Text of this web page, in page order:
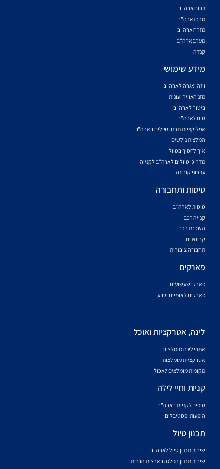
דרום ארה"ב
מרכז ארה"ב
מזרח ארה"ב
מערב ארה"ב
קנדה
מידע שימושי
ויזה ואגרה לארה"ב
מזג האוויר ועונות
ביטוח לארה"ב
סים לארה"ב
אפליקציות תכנון טיולים בארה"ב
המלצות גולשים
איך לחסוך בטיול
מדריכי טיולים לארה"ב לקנייה
עדכוני קורונה
טיסות ותחבורה
טיסות לארה״ב
קנייה רכב
השכרת רכב
קרוואנים
תחבורה ציבורית
פארקים
פארקי שעשועים
פארקים לאומיים וטבע
לינה, אטרקציות ואוכל
אתרי לינה מומלצים
אטרקציות מומלצות
מקומות מומלצים לאכול
קניות וחיי לילה
טיפים לקניות בארה"ב
הופעות ופסטיבלים
תכנון טיול
שירות תכנון טיול לארה"ב
שירות תכנון הפלגה בארצות הברית